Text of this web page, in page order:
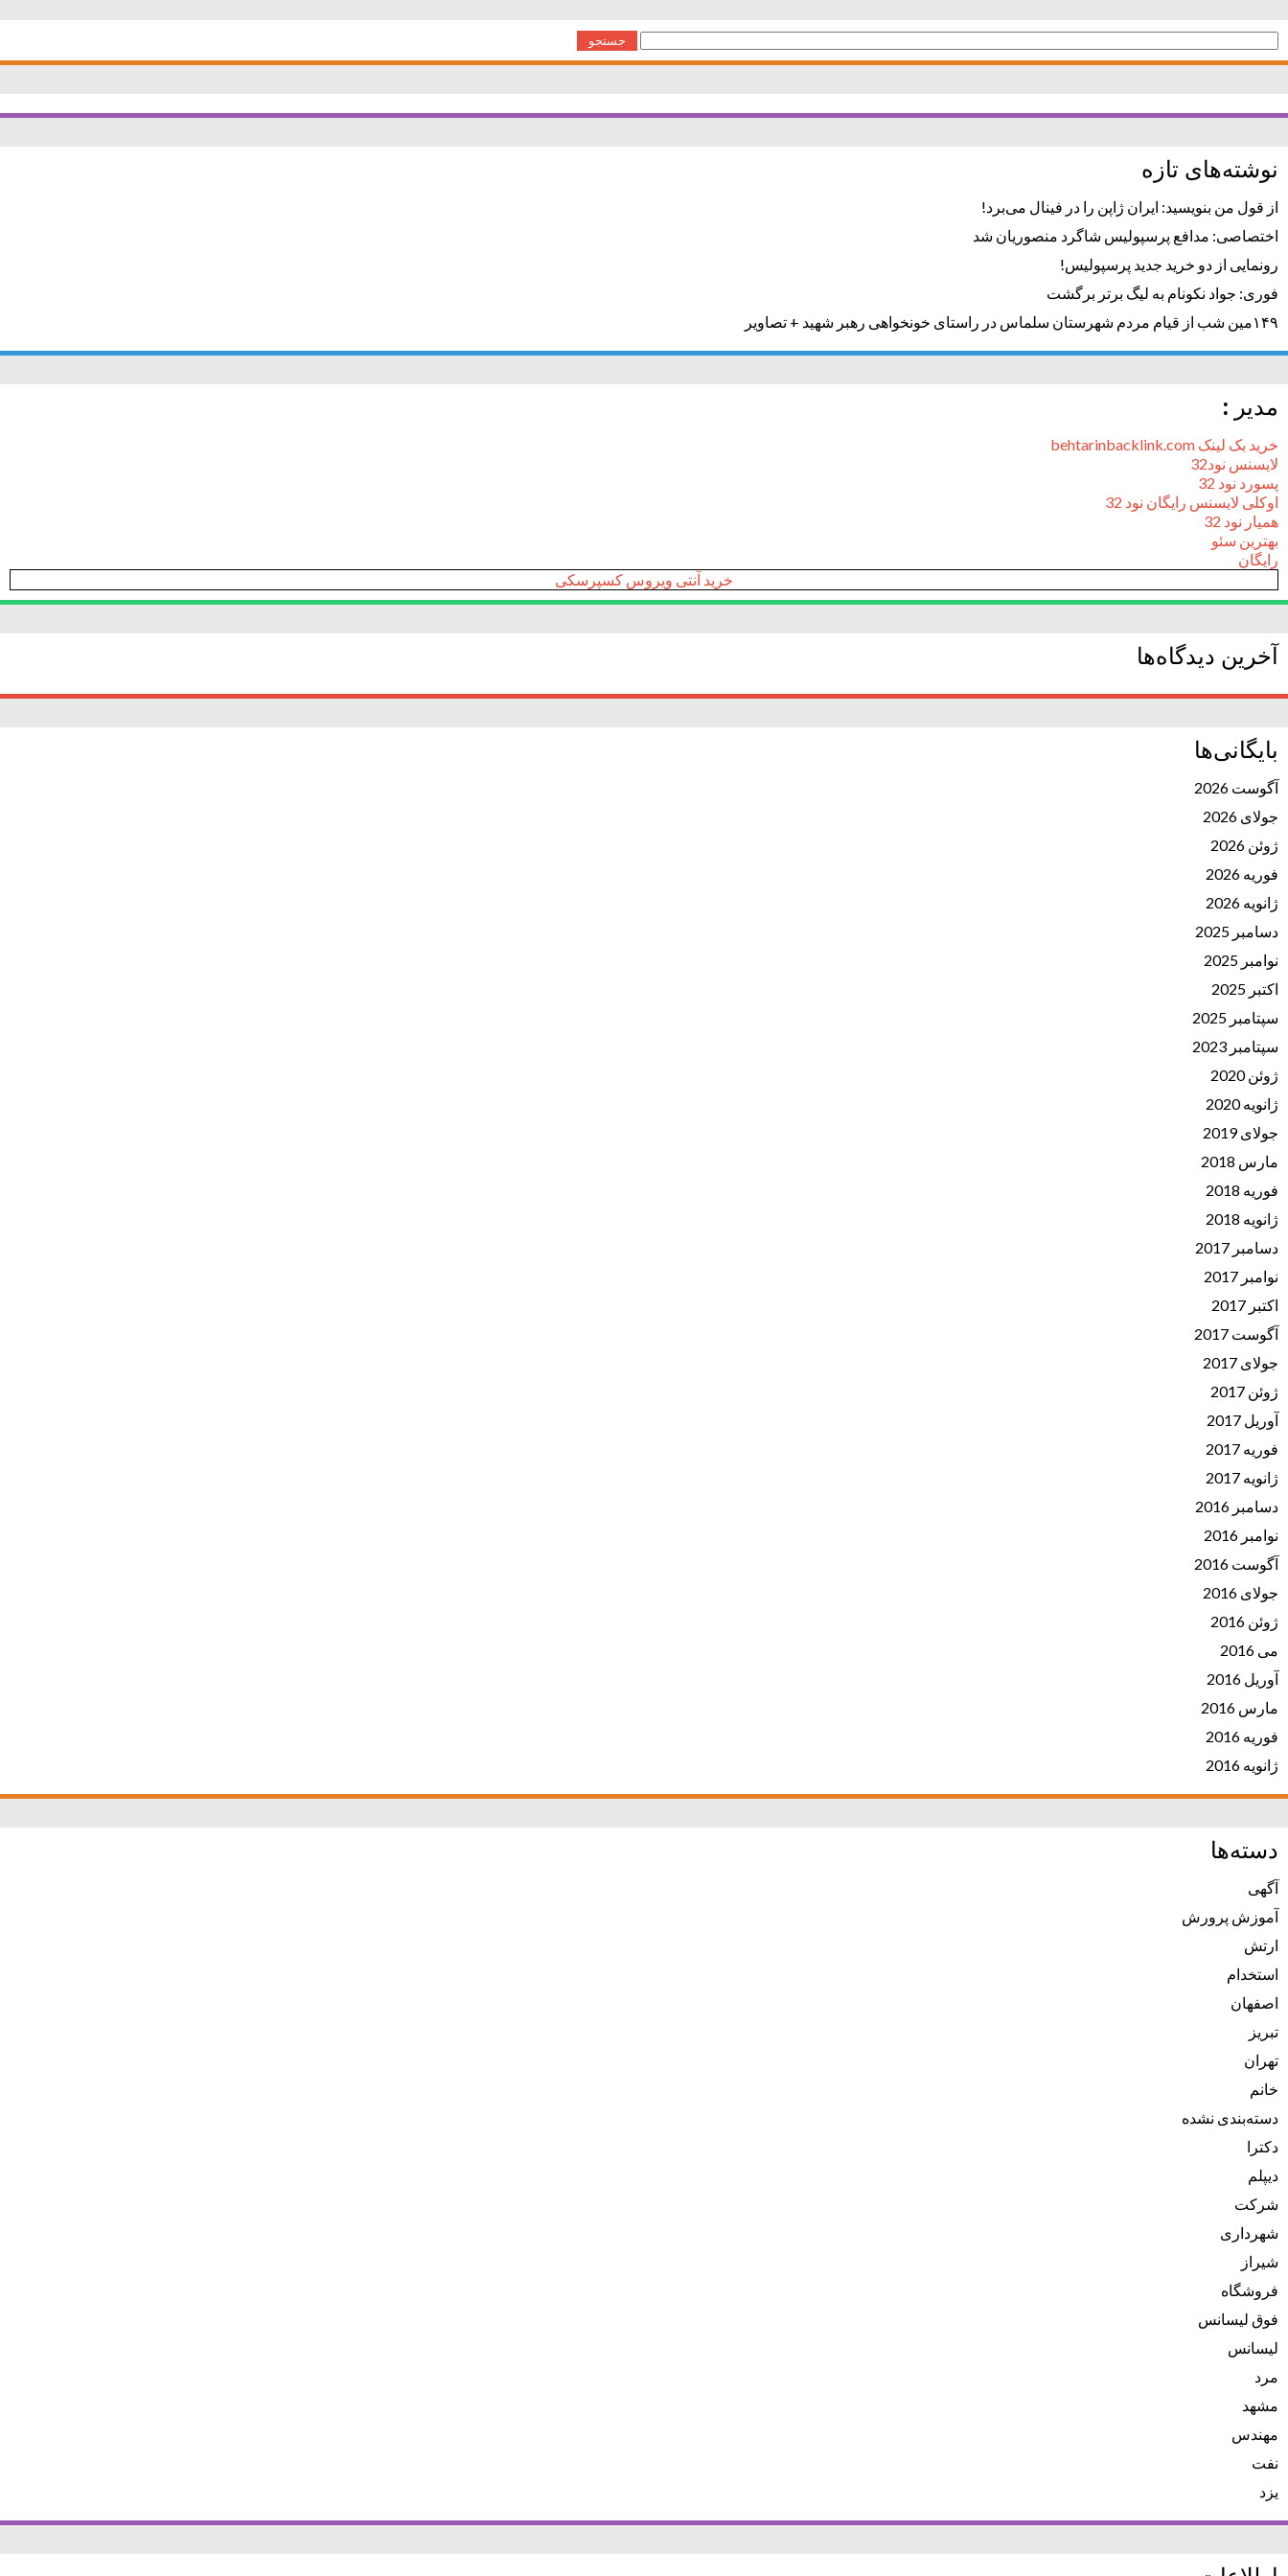
جستجو
برای:
نوشته‌های تازه
از قول من بنویسید: ایران ژاپن را در فینال می‌برد!
اختصاصی: مدافع پرسپولیس شاگرد منصوریان شد
رونمایی از دو خرید جدید پرسپولیس!
فوری: جواد نکونام به لیگ برتر برگشت
۱۴۹مین شب از قیام مردم شهرستان سلماس در راستای خونخواهی رهبر شهید + تصاویر
مدیر :
خرید بک لینک behtarinbacklink.com
لایسنس نود32
پسورد نود 32
اوکلی لایسنس رایگان نود 32
همیار نود 32
بهترین سئو
رایگان
خرید آنتی ویروس کسپرسکی
آخرین دیدگاه‌ها
بایگانی‌ها
آگوست 2026
جولای 2026
ژوئن 2026
فوریه 2026
ژانویه 2026
دسامبر 2025
نوامبر 2025
اکتبر 2025
سپتامبر 2025
سپتامبر 2023
ژوئن 2020
ژانویه 2020
جولای 2019
مارس 2018
فوریه 2018
ژانویه 2018
دسامبر 2017
نوامبر 2017
اکتبر 2017
آگوست 2017
جولای 2017
ژوئن 2017
آوریل 2017
فوریه 2017
ژانویه 2017
دسامبر 2016
نوامبر 2016
آگوست 2016
جولای 2016
ژوئن 2016
می 2016
آوریل 2016
مارس 2016
فوریه 2016
ژانویه 2016
دسته‌ها
آگهی
آموزش پرورش
ارتش
استخدام
اصفهان
تبریز
تهران
خانم
دسته‌بندی نشده
دکترا
دیپلم
شرکت
شهرداری
شیراز
فروشگاه
فوق لیسانس
لیسانس
مرد
مشهد
مهندس
نفت
یزد